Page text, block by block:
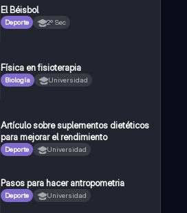
El Béisbol
Deporte 2º Sec
Física en fisioterapia
Biología Universidad
Artículo sobre suplementos dietéticos
para mejorar el rendimiento
Deporte Universidad
Pasos para hacer antropometria
Deporte Universidad